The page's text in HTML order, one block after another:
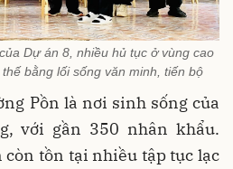
Dự án 8, nhiều hủ tục ở vùng cao
bằng lối sống văn minh, tiến bộ
Pồn là nơi sinh sống của
với gần 350 nhân khẩu.
còn tồn tại nhiều tập tục lạc